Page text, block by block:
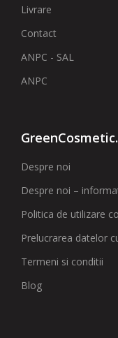
Livrare
Contact
ANPC - SAL
ANPC
Despre noi
Despre noi –
Politica de utilizare
Prelucrarea datelor
Termeni si conditii
Blog